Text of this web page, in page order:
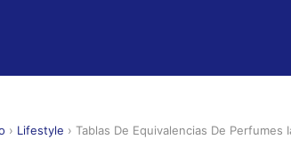
› Lifestyle › Tablas De Equivalencias De Perfumes